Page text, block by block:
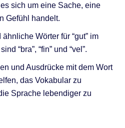
sich um eine Sache, eine
Gefühl handelt.
Wörter für “gut” im
“bra”, “fin” und “vel”.
und Ausdrücke mit dem Wort
das Vokabular zu
Sprache lebendiger zu